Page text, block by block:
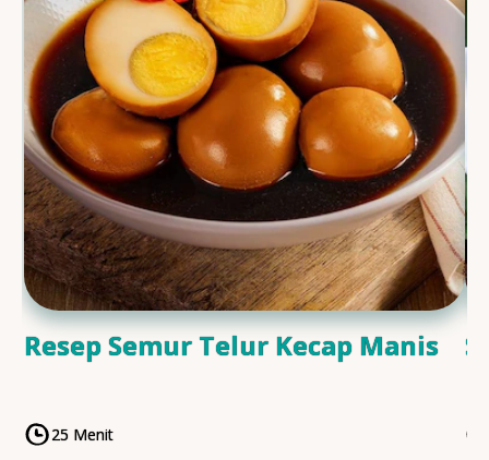
Resep Semur Telur Kecap Manis
CookingTime
25 Menit